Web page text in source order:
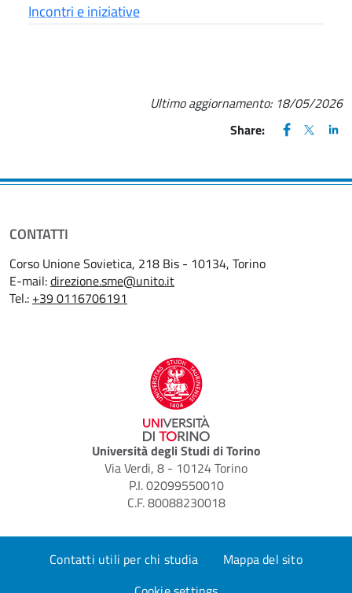
Incontri e iniziative
Ultimo aggiornamento: 18/05/2026
Share:
FACEBOOK
(apre una
X
(apre
CONTATTI
Corso Unione Sovietica, 218 Bis - 10134, Torino
E-mail:direzione.sme@unito.it
Tel.: +39 0116706191
Università degli Studi di Torino
Via Verdi, 8 - 10124 Torino
P.I. 02099550010
C.F. 80088230018
Contatti utili per chi studia
Mappa del sito